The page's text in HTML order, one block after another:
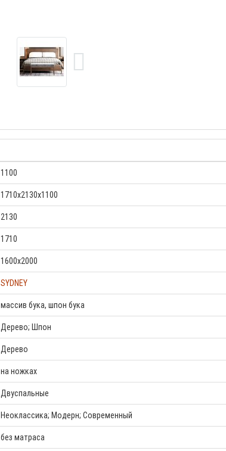
1100
1710x2130x1100
2130
1710
1600x2000
SYDNEY
массив бука, шпон бука
Дерево; Шпон
Дерево
на ножках
Двуспальные
Неоклассика; Модерн; Современный
без матраса